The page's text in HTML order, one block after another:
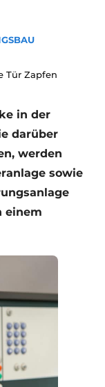
Tür Zapfen
in der
darüber
werden
sowie
einem